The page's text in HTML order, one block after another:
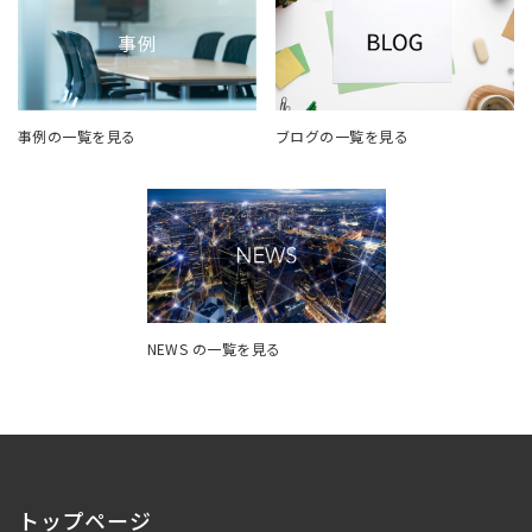
事例の一覧を見る ブログの一覧を見る
NEWS の一覧を見る
トップページ